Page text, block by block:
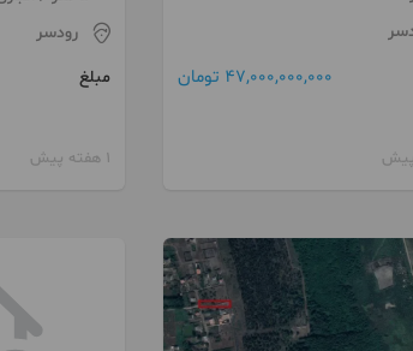
47,000,000,000 تومان
رودسر
مبلغ
1 هفته پیش